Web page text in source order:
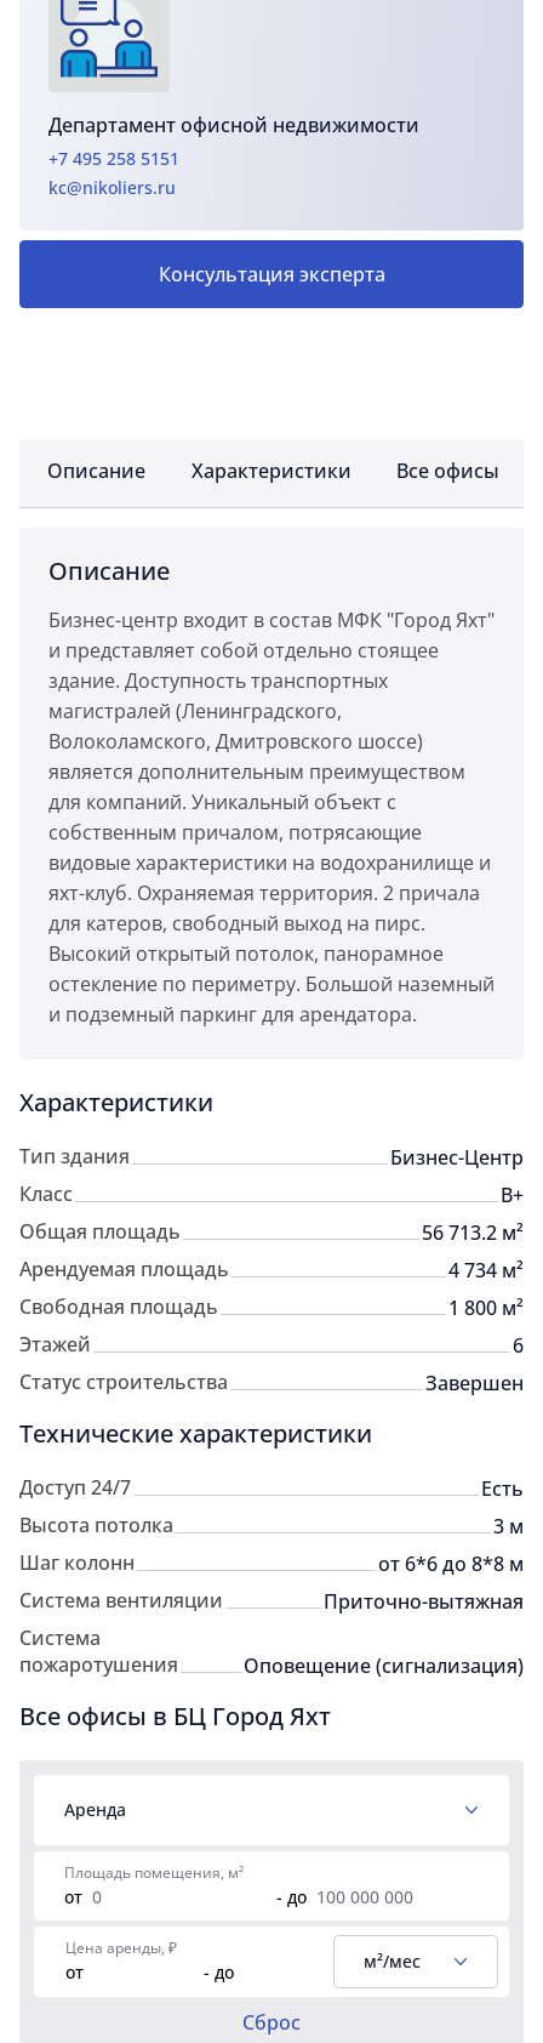
Департамент офисной недвижимости
+7 495 258 5151
kc@nikoliers.ru
Консультация эксперта
Описание Характеристики Все офисы
Описание
Бизнес-центр входит в состав МФК "Город Яхт"
и представляет собой отдельно стоящее
здание. Доступность транспортных
магистралей (Ленинградского,
Волоколамского, Дмитровского шоссе)
является дополнительным преимуществом
для компаний. Уникальный объект с
собственным причалом, потрясающие
видовые характеристики на водохранилище и
яхт-клуб. Охраняемая территория. 2 причала
для катеров, свободный выход на пирс.
Высокий открытый потолок, панорамное
остекление по периметру. Большой наземный
и подземный паркинг для арендатора.
Характеристики
Тип здания
Бизнес-Центр
Класс
B+
Общая площадь
56 713.2 м²
Арендуемая площадь
4 734 м²
Свободная площадь
1 800 м²
Этажей
6
Статус строительства
Завершен
Технические характеристики
Доступ 24/7
Есть
Высота потолка
3 м
Шаг колонн
от 6*6 до 8*8 м
Система вентиляции
Приточно-вытяжная
Система
пожаротушения
Оповещение (сигнализация)
Все офисы в БЦ Город Яхт
Аренда
Площадь помещения, м²
от - до
Цена аренды, ₽
от - до м²/мес
Сброс